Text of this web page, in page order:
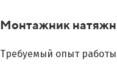
Монтажник
Требуемый опыт работы: